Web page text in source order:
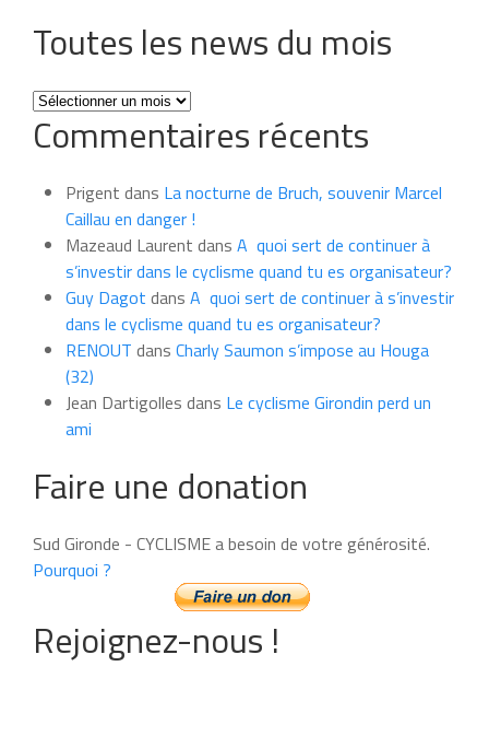
Toutes les news du mois
Toutes
les
news
mois
Commentaires récents
Prigent dans La nocturne de Bruch, souvenir Marcel
Caillau en danger !
Mazeaud Laurent dans A quoi sert de continuer à
s’investir dans le cyclisme quand tu es organisateur?
Guy Dagot dans A quoi sert de continuer à s’investir
dans le cyclisme quand tu es organisateur?
RENOUT dans Charly Saumon s’impose au Houga
(32)
Jean Dartigolles dans Le cyclisme Girondin perd un
ami
Faire une donation
Sud Gironde - CYCLISME a besoin de votre générosité.
Pourquoi ?
Rejoignez-nous !